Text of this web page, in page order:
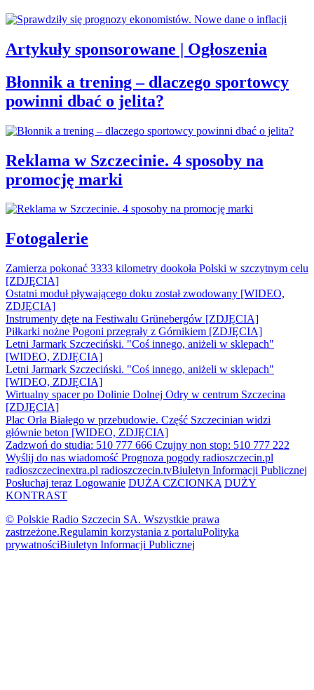
Artykuły sponsorowane | Ogłoszenia
Błonnik a trening – dlaczego sportowcy
powinni dbać o jelita?
Reklama w Szczecinie. 4 sposoby na
promocję marki
Fotogalerie
Zamierza pokonać 3333 kilometry dookoła Polski w szczytnym celu
[ZDJĘCIA]
Ostatni moduł pływającego doku został zwodowany [WIDEO,
ZDJĘCIA]
Instrumenty dęte na Festiwalu Grünebergów [ZDJĘCIA]
Piłkarki nożne Pogoni przegrały z Górnikiem [ZDJĘCIA]
Letni Jarmark Szczeciński. "Coś innego, aniżeli w sklepach"
[WIDEO, ZDJĘCIA]
Letni Jarmark Szczeciński. "Coś innego, aniżeli w sklepach"
[WIDEO, ZDJĘCIA]
Wirtualny spacer po Dolinie Dolnej Odry w centrum Szczecina
[ZDJĘCIA]
Plac Orła Białego w przebudowie. Część Szczecinian widzi
głównie beton [WIDEO, ZDJĘCIA]
Zadzwoń do studia: 510 777 666 Czujny non stop: 510 777 222
Wyślij do nas wiadomość Prognoza pogody radioszczecin.pl
radioszczecinextra.pl radioszczecin.tvBiuletyn Informacji Publicznej
Posłuchaj teraz Logowanie DUŻA CZCIONKA DUŻY
KONTRAST
© Polskie Radio Szczecin SA. Wszystkie prawa
zastrzeżone.Regulamin korzystania z portaluPolityka
prywatnościBiuletyn Informacji Publicznej